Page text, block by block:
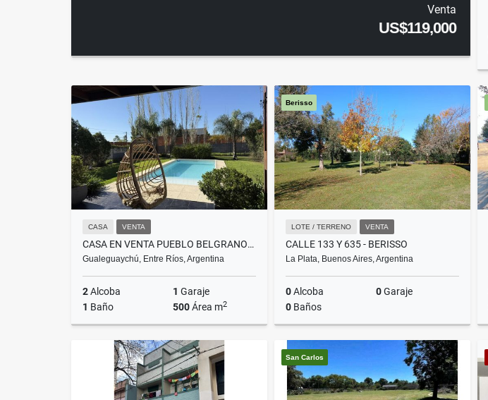
Venta
US$119,000
CASA VENTA
CASA EN VENTA PUEBLO BELGRANO-GUALEGUAYCHÚ-ENTRE RIOS
Gualeguaychú, Entre Ríos, Argentina
2Alcoba 1 Garaje
1 Baño 500Área m2
US$130,000
Berisso
LOTE / TERRENO VENTA
CALLE 133 Y 635 - BERISSO
La Plata, Buenos Aires, Argentina
0Alcoba 0Garaje
0 Baños
Venta
US$42,000
San Carlos